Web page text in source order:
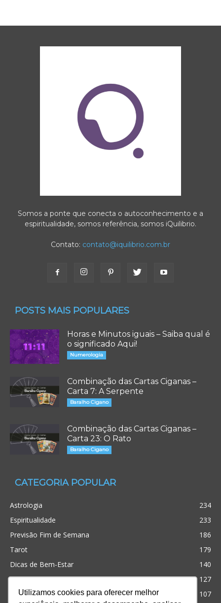
Utilizamos cookies para oferecer melhor
Somos a ponte que conecta o autoconhecimento e a
espiritualidade, somos referência, somos iQuilibrio.
Contato: contato@iquilibrio.com.br
POSTS MAIS POPULARES
Horas e Minutos iguais – Saiba qual é
o significado Aqui!
Numerologia
Combinação das Cartas Ciganas –
Carta 7: A Serpente
Baralho Cigano
Combinação das Cartas Ciganas –
Carta 23: O Rato
Baralho Cigano
CATEGORIA POPULAR
Astrologia
234
Espiritualidade
233
Previsão Fim de Semana
186
Tarot
179
Dicas de Bem-Estar
140
Cristianismo
127
Simpatias
107